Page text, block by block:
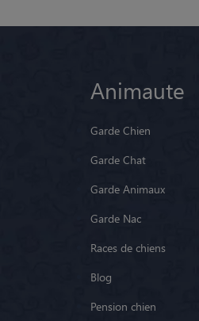
Animaute
Garde Chien
Garde Chat
Garde Animaux
Garde Nac
Races de chiens
Blog
Pension chien